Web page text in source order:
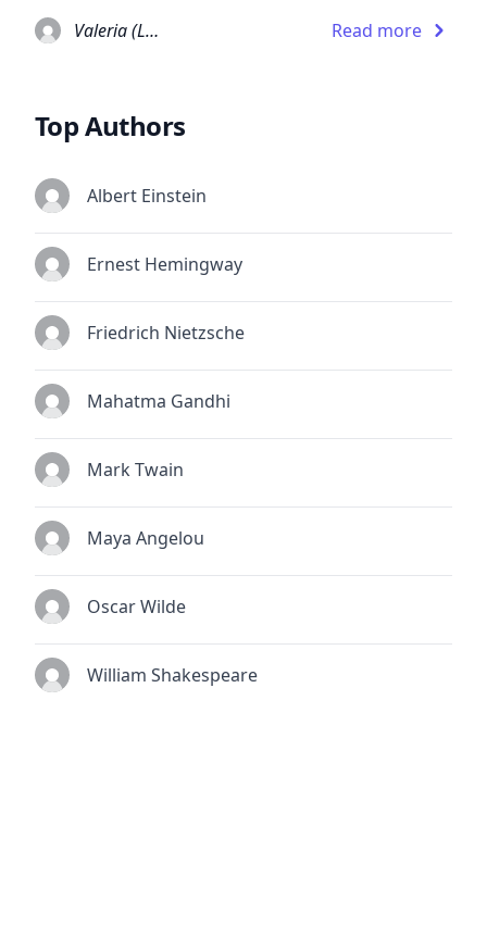
Valeria (Lux Matnifica) González Lozano Read more
Top Authors
Albert Einstein
Ernest Hemingway
Friedrich Nietzsche
Mahatma Gandhi
Mark Twain
Maya Angelou
Oscar Wilde
William Shakespeare